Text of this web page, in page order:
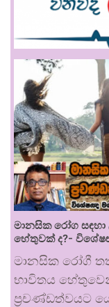
මානසික රෝග
හේතුවක් ද?-
මානසික රෝගී
භාවිතය
ප්‍රචණ්ඩත්වයට